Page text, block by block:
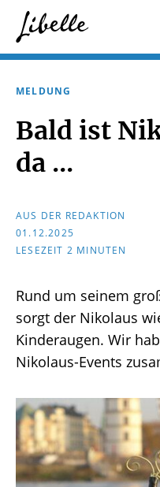

MELDUNG
Bald ist
da ...
Rund um seinem
sorgt der Nikolaus
Kinderaugen. Wir
Nikolaus-Events
AUS DER REDAKTION
01.12.2025
LESEZEIT 2 MINUTEN